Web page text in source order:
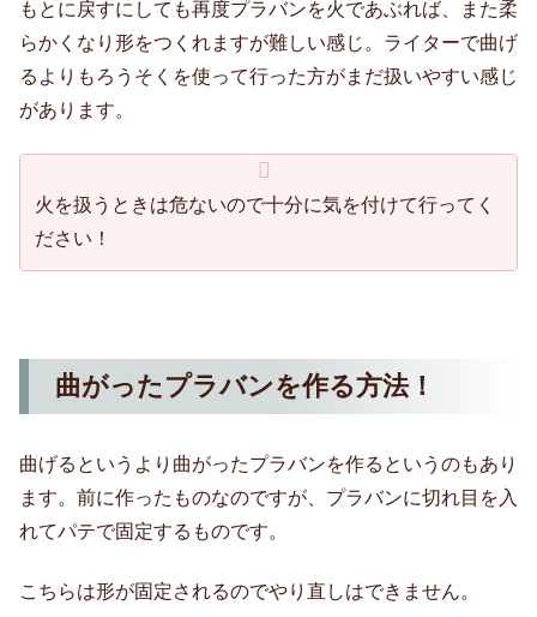
もとに戻すにしても再度プラバンを火であぶれば、また柔
らかくなり形をつくれますが難しい感じ。ライターで曲げ
るよりもろうそくを使って行った方がまだ扱いやすい感じ
があります。
火を扱うときは危ないので十分に気を付けて行ってく
ださい！
曲がったプラバンを作る方法！
曲げるというより曲がったプラバンを作るというのもあり
ます。前に作ったものなのですが、プラバンに切れ目を入
れてパテで固定するものです。
こちらは形が固定されるのでやり直しはできません。